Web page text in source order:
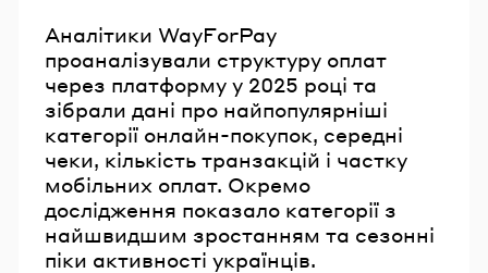
Аналітики WayForPay
проаналізували структуру оплат
через платформу у 2025 році та
зібрали дані про найпопулярніші
категорії онлайн-покупок, середні
чеки, кількість транзакцій і частку
мобільних оплат. Окремо
дослідження показало категорії з
найшвидшим зростанням та сезонні
піки активності українців.